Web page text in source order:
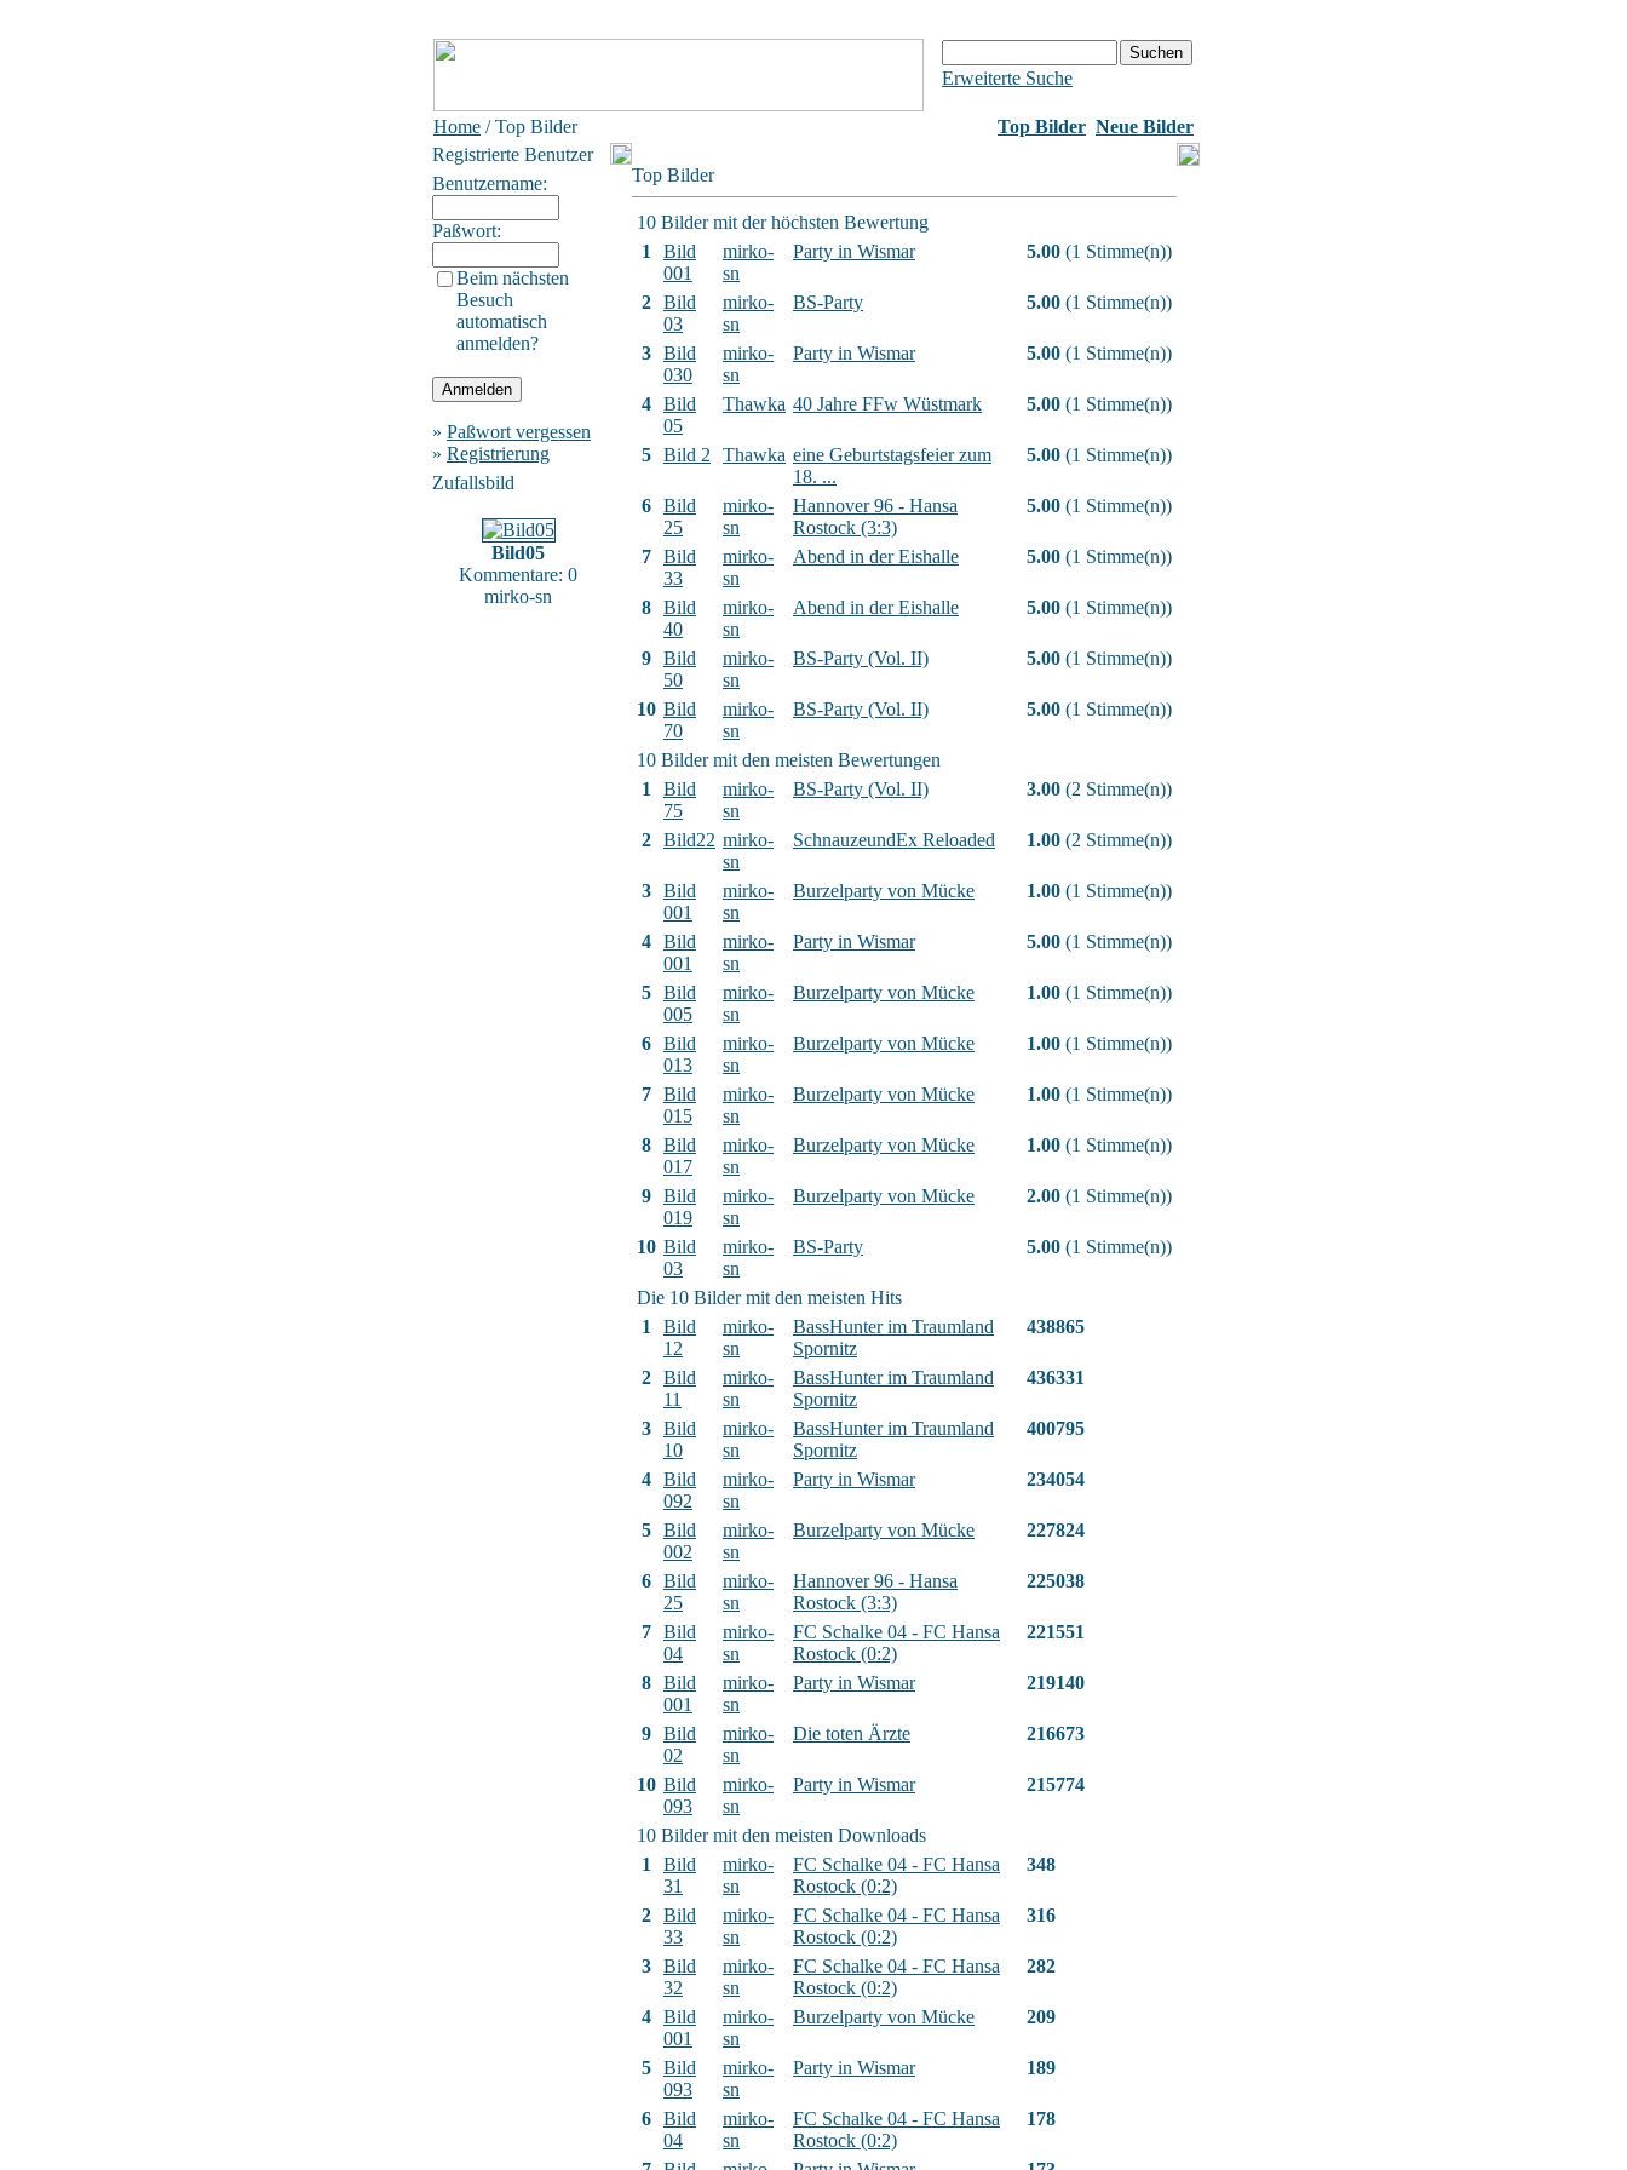
Erweiterte Suche
Home / Top Bilder Top Bilder Neue Bilder
Registrierte Benutzer
Benutzername:
Paßwort:
Beim nächsten
Besuch
automatisch
anmelden?
» Paßwort vergessen
» Registrierung
Zufallsbild
Bild05
Kommentare: 0
mirko-sn
Top Bilder
10 Bilder mit der höchsten Bewertung
1
Bild
001
mirko-
sn
Party in Wismar 5.00 (1 Stimme(n))
2 Bild
03
mirko-
sn
BS-Party 5.00 (1 Stimme(n))
3 Bild
030
mirko-
sn
Party in Wismar 5.00 (1 Stimme(n))
4 Bild
05
Thawka 40 Jahre FFw Wüstmark 5.00 (1 Stimme(n))
5 Bild 2 Thawka eine Geburtstagsfeier zum
18. ...
5.00 (1 Stimme(n))
6 Bild
25
mirko-
sn
Hannover 96 - Hansa
Rostock (3:3)
5.00 (1 Stimme(n))
7 Bild
33
mirko-
sn
Abend in der Eishalle 5.00 (1 Stimme(n))
8 Bild
40
mirko-
sn
Abend in der Eishalle 5.00 (1 Stimme(n))
9 Bild
50
mirko-
sn
BS-Party (Vol. II) 5.00 (1 Stimme(n))
10 Bild
70
mirko-
sn
BS-Party (Vol. II) 5.00 (1 Stimme(n))
10 Bilder mit den meisten Bewertungen
1
Bild
75
mirko-
sn
BS-Party (Vol. II) 3.00 (2 Stimme(n))
2 Bild22 mirko-
sn
SchnauzeundEx Reloaded 1.00 (2 Stimme(n))
3 Bild
001
mirko-
sn
Burzelparty von Mücke 1.00 (1 Stimme(n))
4 Bild
001
mirko-
sn
Party in Wismar 5.00 (1 Stimme(n))
5 Bild
005
mirko-
sn
Burzelparty von Mücke 1.00 (1 Stimme(n))
6 Bild
013
mirko-
sn
Burzelparty von Mücke 1.00 (1 Stimme(n))
7 Bild
015
mirko-
sn
Burzelparty von Mücke 1.00 (1 Stimme(n))
8 Bild
017
mirko-
sn
Burzelparty von Mücke 1.00 (1 Stimme(n))
9 Bild
019
mirko-
sn
Burzelparty von Mücke 2.00 (1 Stimme(n))
10 Bild
03
mirko-
sn
BS-Party 5.00 (1 Stimme(n))
Die 10 Bilder mit den meisten Hits
1
Bild
12
mirko-
sn
BassHunter im Traumland
Spornitz
438865
2 Bild
11
mirko-
sn
BassHunter im Traumland
Spornitz
436331
3 Bild
10
mirko-
sn
BassHunter im Traumland
Spornitz
400795
4 Bild
092
mirko-
sn
Party in Wismar 234054
5 Bild
002
mirko-
sn
Burzelparty von Mücke 227824
6 Bild
25
mirko-
sn
Hannover 96 - Hansa
Rostock (3:3)
225038
7 Bild
04
mirko-
sn
FC Schalke 04 - FC Hansa
Rostock (0:2)
221551
8 Bild
001
mirko-
sn
Party in Wismar 219140
9 Bild
02
mirko-
sn
Die toten Ärzte 216673
10 Bild
093
mirko-
sn
Party in Wismar 215774
10 Bilder mit den meisten Downloads
1
Bild
31
mirko-
sn
FC Schalke 04 - FC Hansa
Rostock (0:2)
348
2 Bild
33
mirko-
sn
FC Schalke 04 - FC Hansa
Rostock (0:2)
316
3 Bild
32
mirko-
sn
FC Schalke 04 - FC Hansa
Rostock (0:2)
282
4 Bild
001
mirko-
sn
Burzelparty von Mücke 209
5 Bild
093
mirko-
sn
Party in Wismar 189
6 Bild
04
mirko-
sn
FC Schalke 04 - FC Hansa
Rostock (0:2)
178